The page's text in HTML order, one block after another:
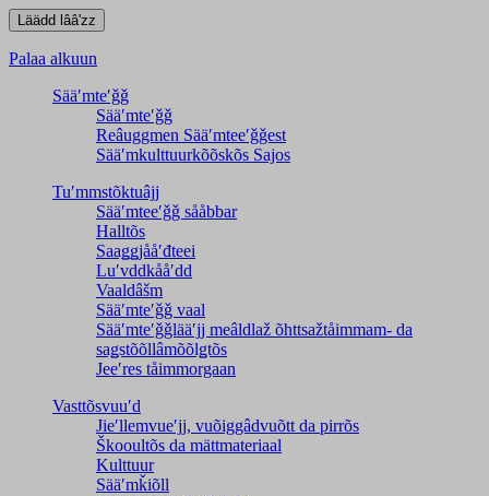
Palaa alkuun
Sääʹmteʹǧǧ
Sääʹmteʹǧǧ
Reâuggmen Sääʹmteeʹǧǧest
Sääʹmkulttuurkõõskõs Sajos
Tuʹmmstõktuâjj
Sääʹmteeʹǧǧ sååbbar
Halltõs
Saaǥǥjååʹđteei
Luʹvddkååʹdd
Vaaldâšm
Sääʹmteʹǧǧ vaal
Sääʹmteʹǧǧlääʹjj meâldlaž õhttsažtåimmam- da
saǥstõõllâmõõlǥtõs
Jeeʹres tåimmorgaan
Vasttõsvuuʹd
Jieʹllemvueʹjj, vuõiggâdvuõtt da pirrõs
Škooultõs da mättmateriaal
Kulttuur
Sääʹmǩiõll